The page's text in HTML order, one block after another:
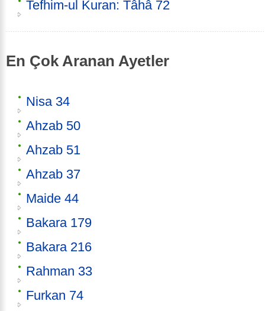
Tefhim-ul Kuran: Tâhâ 72
En Çok Aranan Ayetler
Nisa 34
Ahzab 50
Ahzab 51
Ahzab 37
Maide 44
Bakara 179
Bakara 216
Rahman 33
Furkan 74